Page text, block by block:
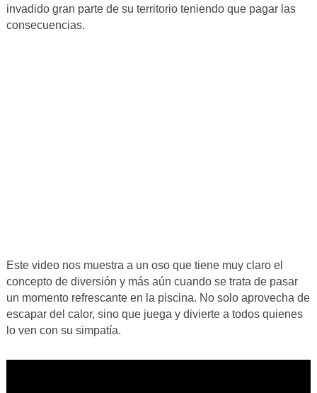
invadido gran parte de su territorio teniendo que pagar las
consecuencias.
Este video nos muestra a un oso que tiene muy claro el
concepto de diversión y más aún cuando se trata de pasar
un momento refrescante en la piscina. No solo aprovecha de
escapar del calor, sino que juega y divierte a todos quienes
lo ven con su simpatía.